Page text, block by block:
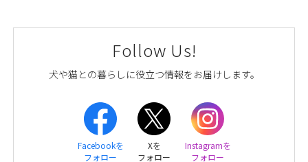
Follow Us!
犬や猫との暮らしに役立つ情報をお届けします。
Facebookを
フォロー
Xを
フォロー
Instagramを
フォロー